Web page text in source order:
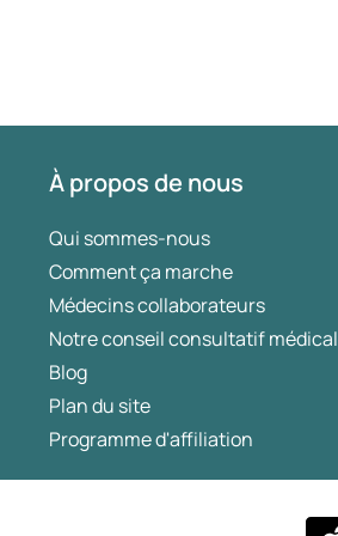
À propos de nous
Qui sommes-nous
Comment ça marche
Médecins collaborateurs
Notre conseil consultatif médical
Blog
Plan du site
Programme d'affiliation